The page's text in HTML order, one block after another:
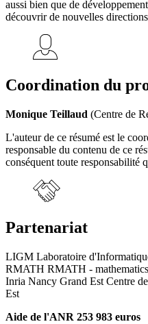
aussi bien que de
découvrir de nouvelles
Coordination du
Monique Teillaud (Centre de
L'auteur de ce résumé est le
responsable du contenu de ce
conséquent toute responsabilité
Partenariat
LIGM Laboratoire
RMATH RMATH -
Inria Nancy Grand Est Centre
Est
Aide de l'ANR 253 983 euros